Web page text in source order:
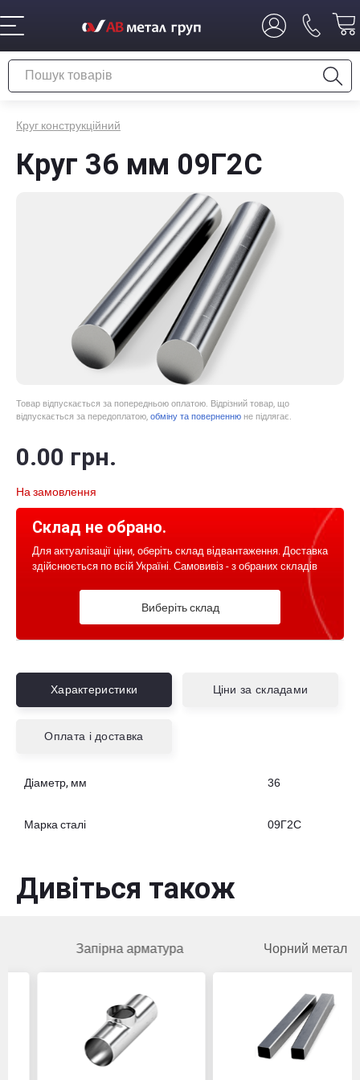
Круг конструкційний
Круг 36 мм 09Г2С
Товар відпускається за попередньою оплатою. Відрізний товар, що
відпускається за передоплатою, обміну та поверненню не підлягає.
0.00 грн.
На замовлення
Склад не обрано.
Для актуалізації ціни, оберіть склад відвантаження. Доставка
здійснюється по всій Україні. Самовивіз - з обраних складів
Виберіть склад
Характеристики Ціни за складами
Оплата і доставка
Діаметр, мм 36
Марка сталі 09Г2С
Дивіться також
Запірна арматура Чорний метал